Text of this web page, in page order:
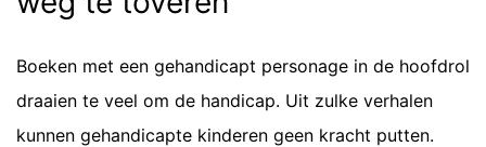
Boeken met een gehandicapt personage in de hoofdrol
draaien te veel om de handicap. Uit zulke verhalen
kunnen gehandicapte kinderen geen kracht putten.